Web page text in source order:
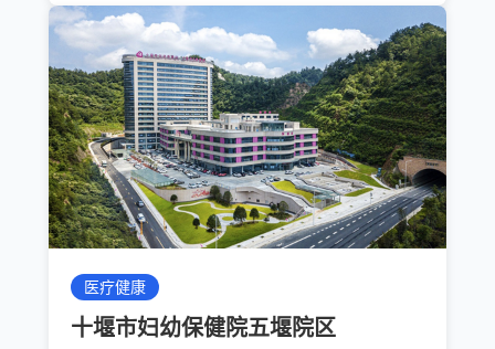
医疗健康
十堰市妇幼保健院五堰院区